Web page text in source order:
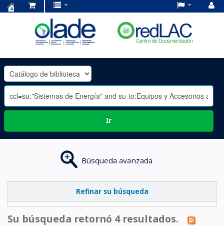
OLADE
-
Ir
Búsqueda avanzada
Refinar su búsqueda
Su búsqueda retornó 4 resultados.